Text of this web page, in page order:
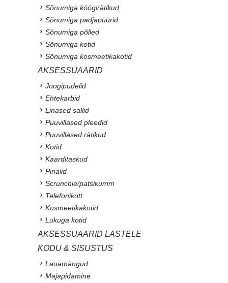
Sõnumiga köögirätikud
Sõnumiga padjapüürid
Sõnumiga põlled
Sõnumiga kotid
Sõnumiga kosmeetikakotid
AKSESSUAARID
Joogipudelid
Ehtekarbid
Linased sallid
Puuvillased pleedid
Puuvillased rätikud
Kotid
Kaarditaskud
Pinalid
Scrunchie/patsikumm
Telefonikott
Kosmeetikakotid
Lukuga kotid
AKSESSUAARID LASTELE
KODU & SISUSTUS
Lauamängud
Majapidamine